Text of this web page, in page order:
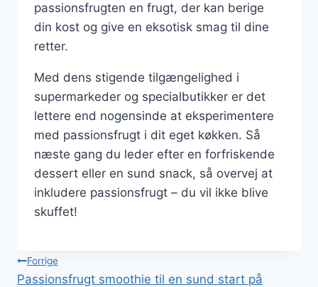
passionsfrugten en frugt, der kan berige
din kost og give en eksotisk smag til dine
retter.
Med dens stigende tilgængelighed i
supermarkeder og specialbutikker er det
lettere end nogensinde at eksperimentere
med passionsfrugt i dit eget køkken. Så
næste gang du leder efter en forfriskende
dessert eller en sund snack, så overvej at
inkludere passionsfrugt – du vil ikke blive
skuffet!
Indlægsnavigation
Forrige
Passionsfrugt smoothie til en sund start på